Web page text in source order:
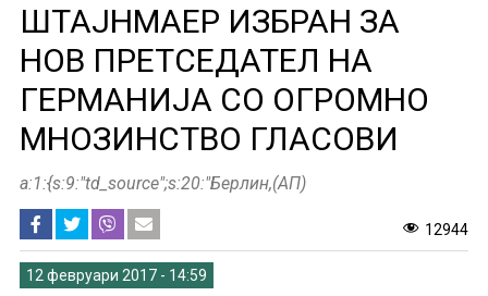
ШТАЈНМАЕР ИЗБРАН ЗА
НОВ ПРЕТСЕДАТЕЛ НА
ГЕРМАНИЈА СО ОГРОМНО
МНОЗИНСТВО ГЛАСОВИ
a:1:{s:9:"td_source";s:20:"Берлин,(АП)
12944
12 февруари 2017 - 14:59